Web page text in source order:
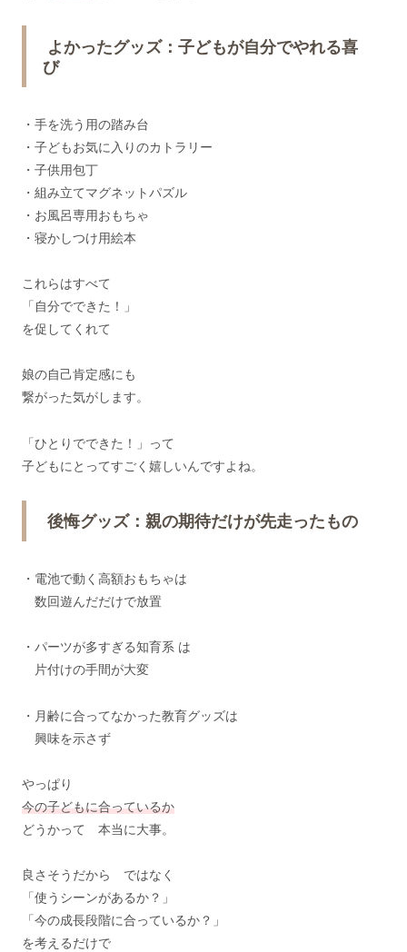
よかったグッズ：子どもが自分でやれる喜
び
・手を洗う用の踏み台
・子どもお気に入りのカトラリー
・子供用包丁
・組み立てマグネットパズル
・お風呂専用おもちゃ
・寝かしつけ用絵本
これらはすべて
「自分でできた！」
を促してくれて
娘の自己肯定感にも
繋がった気がします。
「ひとりでできた！」って
子どもにとってすごく嬉しいんですよね。
後悔グッズ：親の期待だけが先走ったもの
・電池で動く高額おもちゃは
数回遊んだだけで放置
・パーツが多すぎる知育系 は
片付けの手間が大変
・月齢に合ってなかった教育グッズは
興味を示さず
やっぱり
今の子どもに合っているか
どうかって 本当に大事。
良さそうだから ではなく
「使うシーンがあるか？」
「今の成長段階に合っているか？」
を考えるだけで